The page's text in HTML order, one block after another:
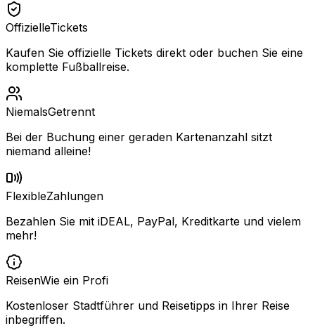
OffizielleTickets
Kaufen Sie offizielle Tickets direkt oder buchen Sie eine
komplette Fußballreise.
NiemalsGetrennt
Bei der Buchung einer geraden Kartenanzahl sitzt
niemand alleine!
FlexibleZahlungen
Bezahlen Sie mit iDEAL, PayPal, Kreditkarte und vielem
mehr!
ReisenWie ein Profi
Kostenloser Stadtführer und Reisetipps in Ihrer Reise
inbegriffen.